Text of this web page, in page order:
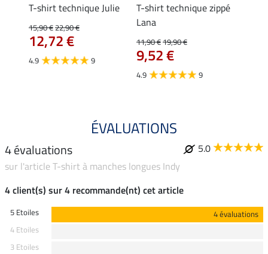
T-shirt technique Julie
15,90 €22,90 €
12,72 €
4.9 9
T-shirt technique zippé
Lana
11,90 €19,90 €
9,52 €
4.9 9
ÉVALUATIONS
4 évaluations
5.0
sur l'article T-shirt à manches longues Indy
4 client(s) sur 4 recommande(nt) cet article
5 Etoiles
4 évaluations
4 Etoiles
3 Etoiles